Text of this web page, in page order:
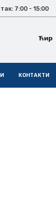
7:00 - 15:00
Ћир
КОНТАКТИ